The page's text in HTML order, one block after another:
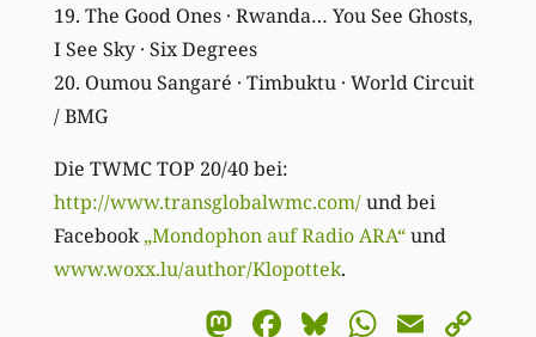
19. The Good Ones · Rwanda… You See Ghosts,
I See Sky · Six Degrees
20. Oumou Sangaré · Timbuktu · World Circuit
/ BMG
Die TWMC TOP 20/40 bei:
http://www.transglobalwmc.com/und bei
Facebook„Mondophon auf Radio ARA“und
www.woxx.lu/author/Klopottek.
Mastodon
Facebook
BlueskyEmail